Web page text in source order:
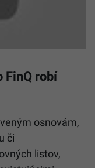
FinQ robí
osnovám,
či
listov,